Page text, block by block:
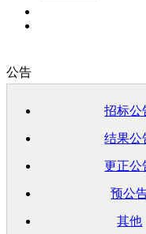
公告
招标公
结果公
更正公
预公
其他